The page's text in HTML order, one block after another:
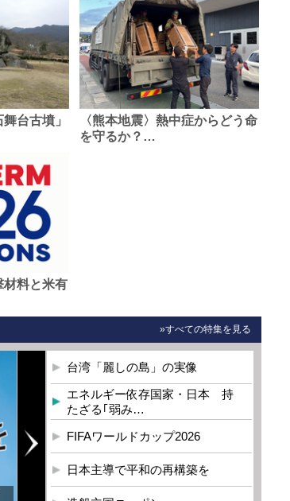
台古墳」
〈熊本地震〉熱中症からどう命
を守るか？…
材料と米有
»すべての特集を見る
台湾「麗しの島」の実像
エネルギー依存国家・日本 持
たざる｢弱み…
FIFAワールドカップ2026
日本主導で平和の再構築を